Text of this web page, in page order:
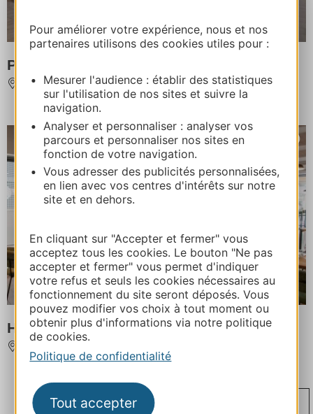
Pour améliorer votre expérience, nous et nos
partenaires utilisons des cookies utiles pour :
Mesurer l'audience : établir des statistiques
sur l'utilisation de nos sites et suivre la
navigation.
Analyser et personnaliser : analyser vos
parcours et personnaliser nos sites en
fonction de votre navigation.
Vous adresser des publicités personnalisées,
en lien avec vos centres d'intérêts sur notre
site et en dehors.
En cliquant sur "Accepter et fermer" vous
acceptez tous les cookies. Le bouton "Ne pas
accepter et fermer" vous permet d'indiquer
votre refus et seuls les cookies nécessaires au
fonctionnement du site seront déposés. Vous
pouvez modifier vos choix à tout moment ou
obtenir plus d'informations via notre politique
de cookies.
Politique de confidentialité
Tout accepter
Pizza tom
BEZIERS
Hallegria la Bodeguita
‹ 1 33 ...